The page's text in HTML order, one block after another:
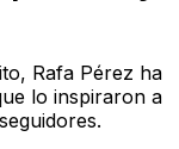
Rafa Pérez ha
lo inspiraron a